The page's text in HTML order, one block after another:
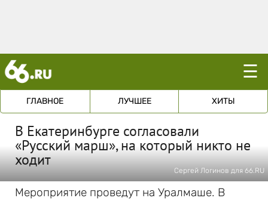
☰
ГЛАВНОЕ ЛУЧШЕЕ ХИТЫ
В Екатеринбурге согласовали
«Русский марш», на который никто не
ходит
Сергей Логинов для 66.RU
Мероприятие проведут на Уралмаше. В